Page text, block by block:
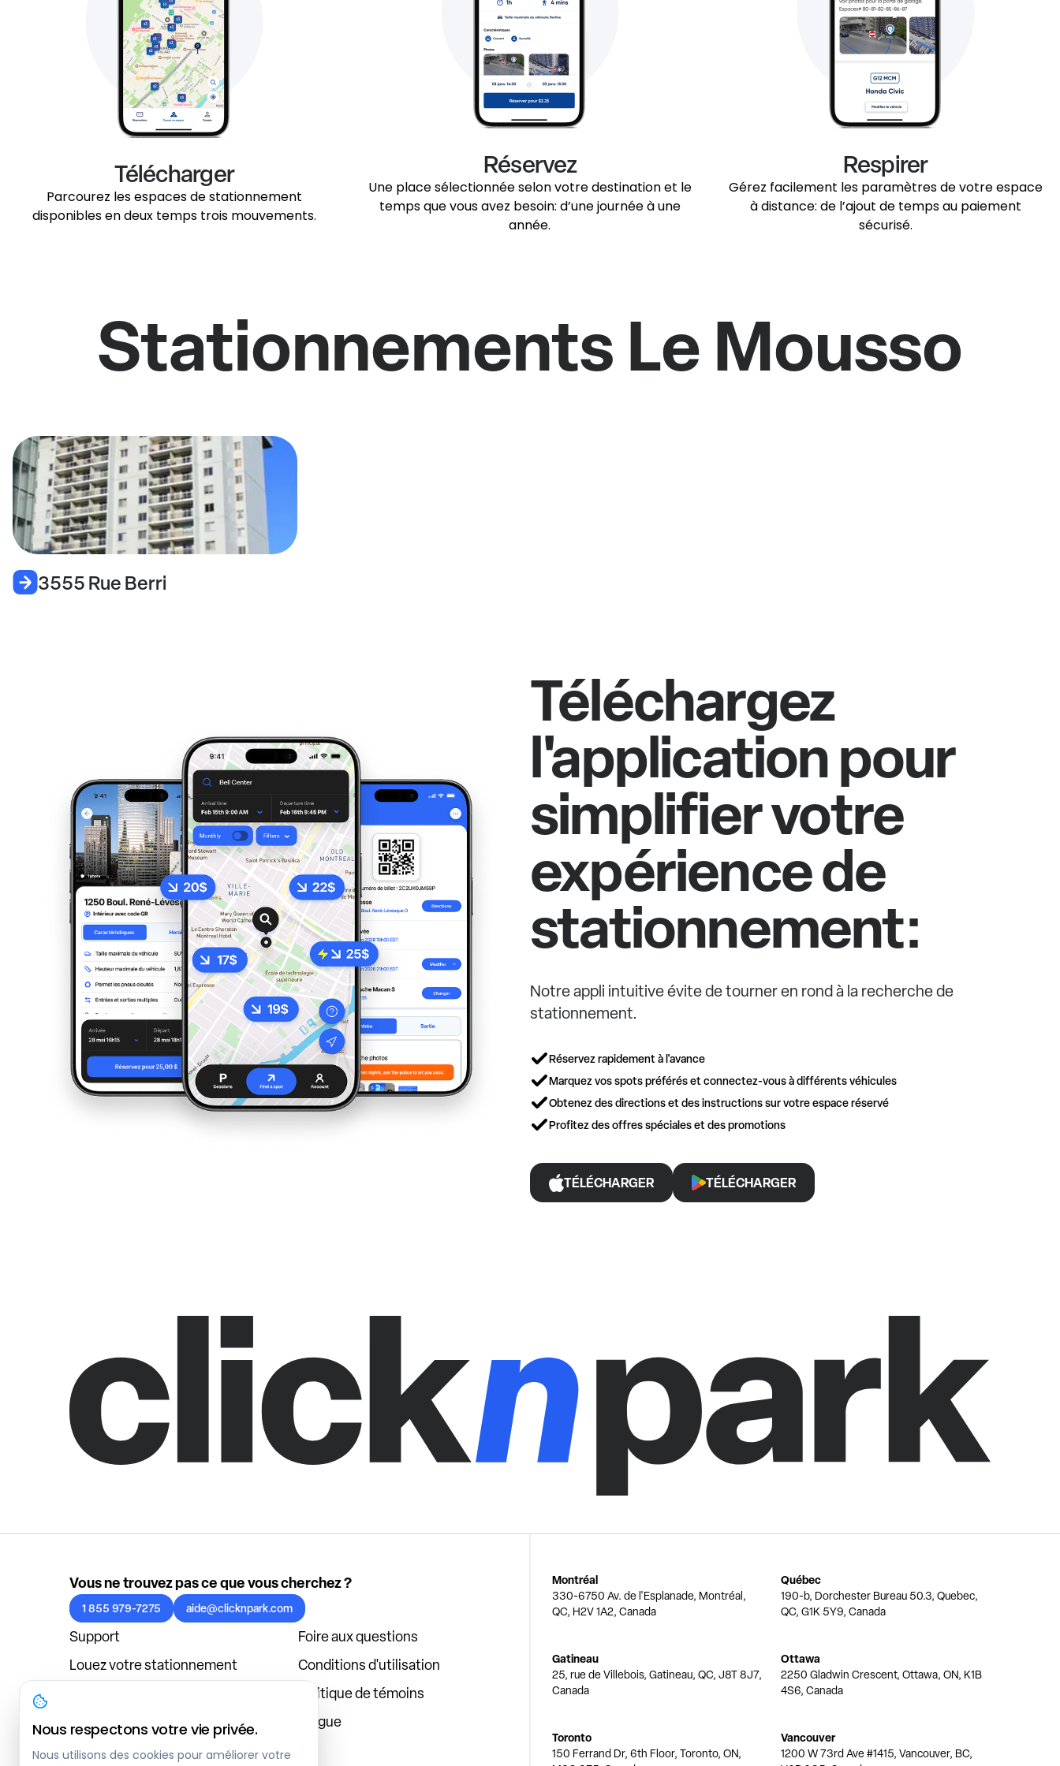
Télécharger
Parcourez les espaces de stationnement
disponibles en deux temps trois mouvements.
Réservez
Une place sélectionnée selon votre destination et le
temps que vous avez besoin: d’une journée à une
année.
Respirer
Gérez facilement les paramètres de votre espace
à distance: de l’ajout de temps au paiement
sécurisé.
Stationnements Le Mousso
3555 Rue Berri
Téléchargez
l'application pour
simplifier votre
expérience de
stationnement:
Notre appli intuitive évite de tourner en rond à la recherche de
stationnement.
Réservez rapidement à l'avance
Marquez vos spots préférés et connectez-vous à différents véhicules
Obtenez des directions et des instructions sur votre espace réservé
Profitez des offres spéciales et des promotions
TÉLÉCHARGER TÉLÉCHARGER
Vous ne trouvez pas ce que vous cherchez ?
1 855 979-7275 aide@clicknpark.com
Support
Foire aux questions
Louez votre stationnement
Conditions d'utilisation
Politique de témoins
À propos
Blogue
Connexion au tableau de bord
Montréal
330-6750 Av. de l'Esplanade, Montréal,
QC, H2V 1A2, Canada
Québec
190-b, Dorchester Bureau 50.3, Quebec,
QC, G1K 5Y9, Canada
Gatineau
25, rue de Villebois, Gatineau, QC, J8T 8J7,
Canada
Ottawa
2250 Gladwin Crescent, Ottawa, ON, K1B
4S6, Canada
Toronto
150 Ferrand Dr, 6th Floor, Toronto, ON,
Vancouver
1200 W 73rd Ave #1415, Vancouver, BC,
Nous respectons votre vie privée.
Nous utilisons des cookies pour améliorer votre